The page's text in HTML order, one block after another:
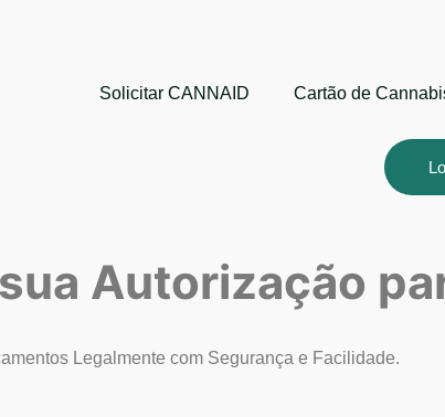
Solicitar CANNAID Cartão de
Autorização
Legalmente com Segurança e Facilidade.